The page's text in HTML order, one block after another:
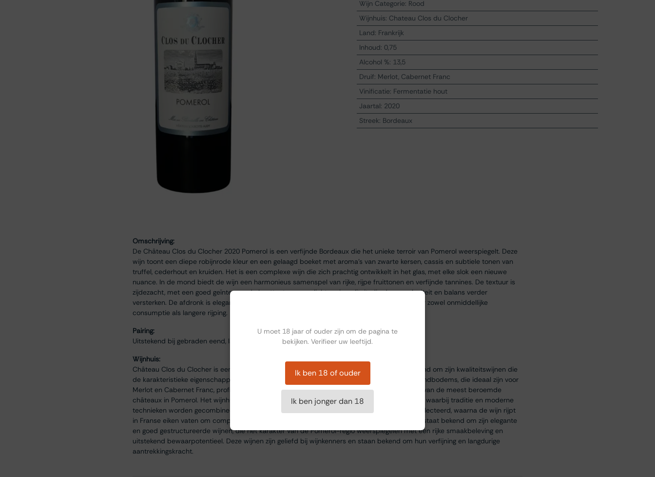
Wijn Categorie: Rood
Wijnhuis: Chateau Clos du Clocher
Land: Frankrijk
Inhoud: 0,75
Alcohol %: 13,5
Druif: Merlot, Cabernet Franc
Vinificatie: Fermentatie hout
Jaartal: 2020
Streek: Bordeaux
Omschrijving:
De Château Clos du Clocher 2020 Pomerol is een verfijnde Bordeaux die het unieke terroir van Pomerol weerspiegelt. Deze
wijn toont een diepe robijnrode kleur en een gelaagd boeket met aroma’s van zwarte kersen, cassis en subtiele tonen van
truffel, cederhout en kruiden. Het is een complexe wijn die zich prachtig ontwikkelt in het glas, met elke slok een nieuwe
nuance. In de mond biedt de wijn een harmonieus samenspel van rijke, rijpe fruittonen en verfijnde tannines. De textuur is
zijdezacht, met een goed geïntegreerde houttoets en een lichte mineraliteit, die de complexiteit en balans verder
versterken. De afdronk is elegant en lang, wat deze wijn tot een uitstekende keuze maakt voor zowel onmiddellijke
consumptie als langere rijping.
Pairing:
Uitstekend bij gebraden eend, lamsrack en paddenstoelenrisotto.
Wijnhuis:
Château Clos du Clocher is een klein maar prestigieus wijnhuis in het hart van Pomerol, bekend om zijn kwaliteitswijnen die
de karakteristieke eigenschappen van de regio perfect belichamen. Gevestigd op klei- en grindbodems, die ideaal zijn voor
Merlot en Cabernet Franc, profiteert het domein van een uitzonderlijke ligging dichtbij enkele van de meest beroemde
châteaux in Pomerol. Het wijnhuis legt een sterke focus op vakmanschap en terroirexpressie, waarbij traditie en moderne
technieken worden gecombineerd. De druiven worden handmatig geoogst en zorgvuldig geselecteerd, waarna de wijn rijpt
in Franse eiken vaten om complexiteit en diepgang te ontwikkelen. Château Clos du Clocher staat bekend om zijn elegante
en goed gestructureerde wijnen, die het karakter van de Pomerol-regio weerspiegelen met een rijke smaakbeleving en
uitstekend bewaarpotentieel. Deze wijnen zijn geliefd bij wijnkenners en staan bekend om hun verfijning en langdurige
aantrekkingskracht.
U moet 18 jaar of ouder zijn om de pagina te
bekijken. Verifieer uw leeftijd.
Ik ben 18 of ouder
Ik ben jonger dan 18